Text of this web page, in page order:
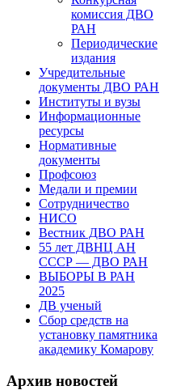
комиссия ДВО
РАН
Периодические
издания
Учредительные
документы ДВО РАН
Институты и вузы
Информационные
ресурсы
Нормативные
документы
Профсоюз
Медали и премии
Сотрудничество
НИСО
Вестник ДВО РАН
55 лет ДВНЦ АН
СССР — ДВО РАН
ВЫБОРЫ В РАН
2025
ДВ ученый
Сбор средств на
установку памятника
академику Комарову
Архив новостей